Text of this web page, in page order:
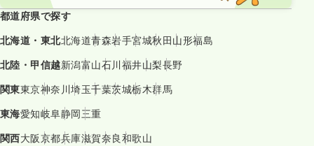
都道府県で探す
北海道・東北北海道青森岩手宮城秋田山形福島
北陸・甲信越新潟富山石川福井山梨長野
関東東京神奈川埼玉千葉茨城栃木群馬
東海愛知岐阜静岡三重
関西大阪京都兵庫滋賀奈良和歌山